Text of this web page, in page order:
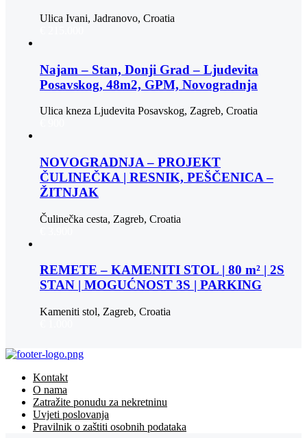
Ulica Ivani, Jadranovo, Croatia
Najam – Stan, Donji Grad – Ljudevita
Posavskog, 48m2, GPM, Novogradnja
Ulica kneza Ljudevita Posavskog, Zagreb, Croatia
NOVOGRADNJA – PROJEKT
ČULINEČKA | RESNIK, PEŠČENICA –
ŽITNJAK
Čulinečka cesta, Zagreb, Croatia
REMETE – KAMENITI STOL | 80 m² | 2S
STAN | MOGUĆNOST 3S | PARKING
Kameniti stol, Zagreb, Croatia
Kontakt
O nama
Zatražite ponudu za nekretninu
Uvjeti poslovanja
Pravilnik o zaštiti osobnih podataka